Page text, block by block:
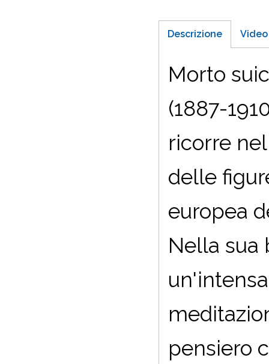
Descrizione Video
Morto
(1887-
ricorre
delle
europea
Nella sua
pensiero